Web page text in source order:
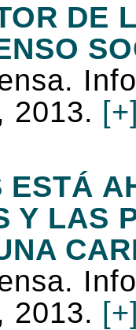
DE
2013.
ESTÁ
Y LAS
2013.